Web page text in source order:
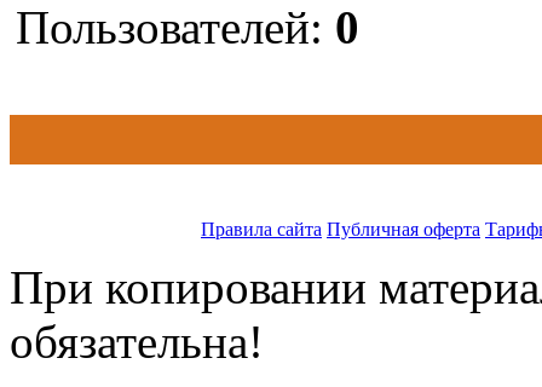
Пользователей: 0
Правила сайта Публичная оферта
При копировании
обязательна!